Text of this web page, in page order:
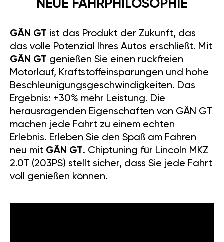
Wiederverkaufswert: Das GÄN-
weiterverkauft werden.
NEUE
FAHRPHILOSOPHIE
GÄN GT ist das Produkt der
Zukunft, das das volle Potenzial
Ihres Autos erschließt. MitGÄN
GTgenießen Sie einen